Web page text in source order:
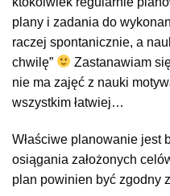
plany i zadania do
raczej spontanicznie, a
chwilę”
Zastanawiam
nie ma zajęć z nauki
wszystkim łatwiej…
Właściwe planowanie jest
osiągania założonych
plan powinien być zgodny